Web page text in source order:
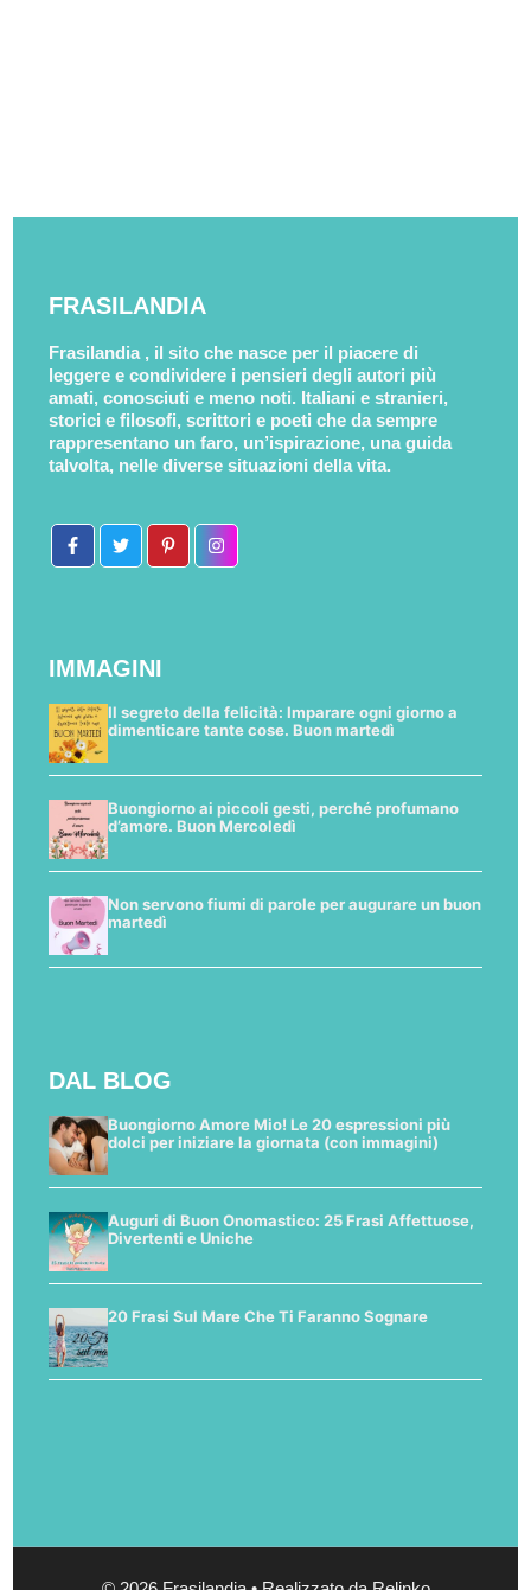
FRASILANDIA
Frasilandia , il sito che nasce per il piacere di
leggere e condividere i pensieri degli autori più
amati, conosciuti e meno noti. Italiani e stranieri,
storici e filosofi, scrittori e poeti che da sempre
rappresentano un faro, un’ispirazione, una guida
talvolta, nelle diverse situazioni della vita.
IMMAGINI
Il segreto della felicità: Imparare ogni giorno a
dimenticare tante cose. Buon martedì
Buongiorno ai piccoli gesti, perché profumano
d’amore. Buon Mercoledì
Non servono fiumi di parole per augurare un buon
martedì
DAL BLOG
Buongiorno Amore Mio! Le 20 espressioni più
dolci per iniziare la giornata (con immagini)
Auguri di Buon Onomastico: 25 Frasi Affettuose,
Divertenti e Uniche
20 Frasi Sul Mare Che Ti Faranno Sognare